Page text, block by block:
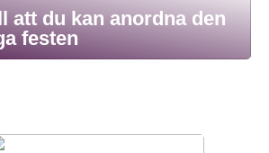
att du kan anordna den
festen